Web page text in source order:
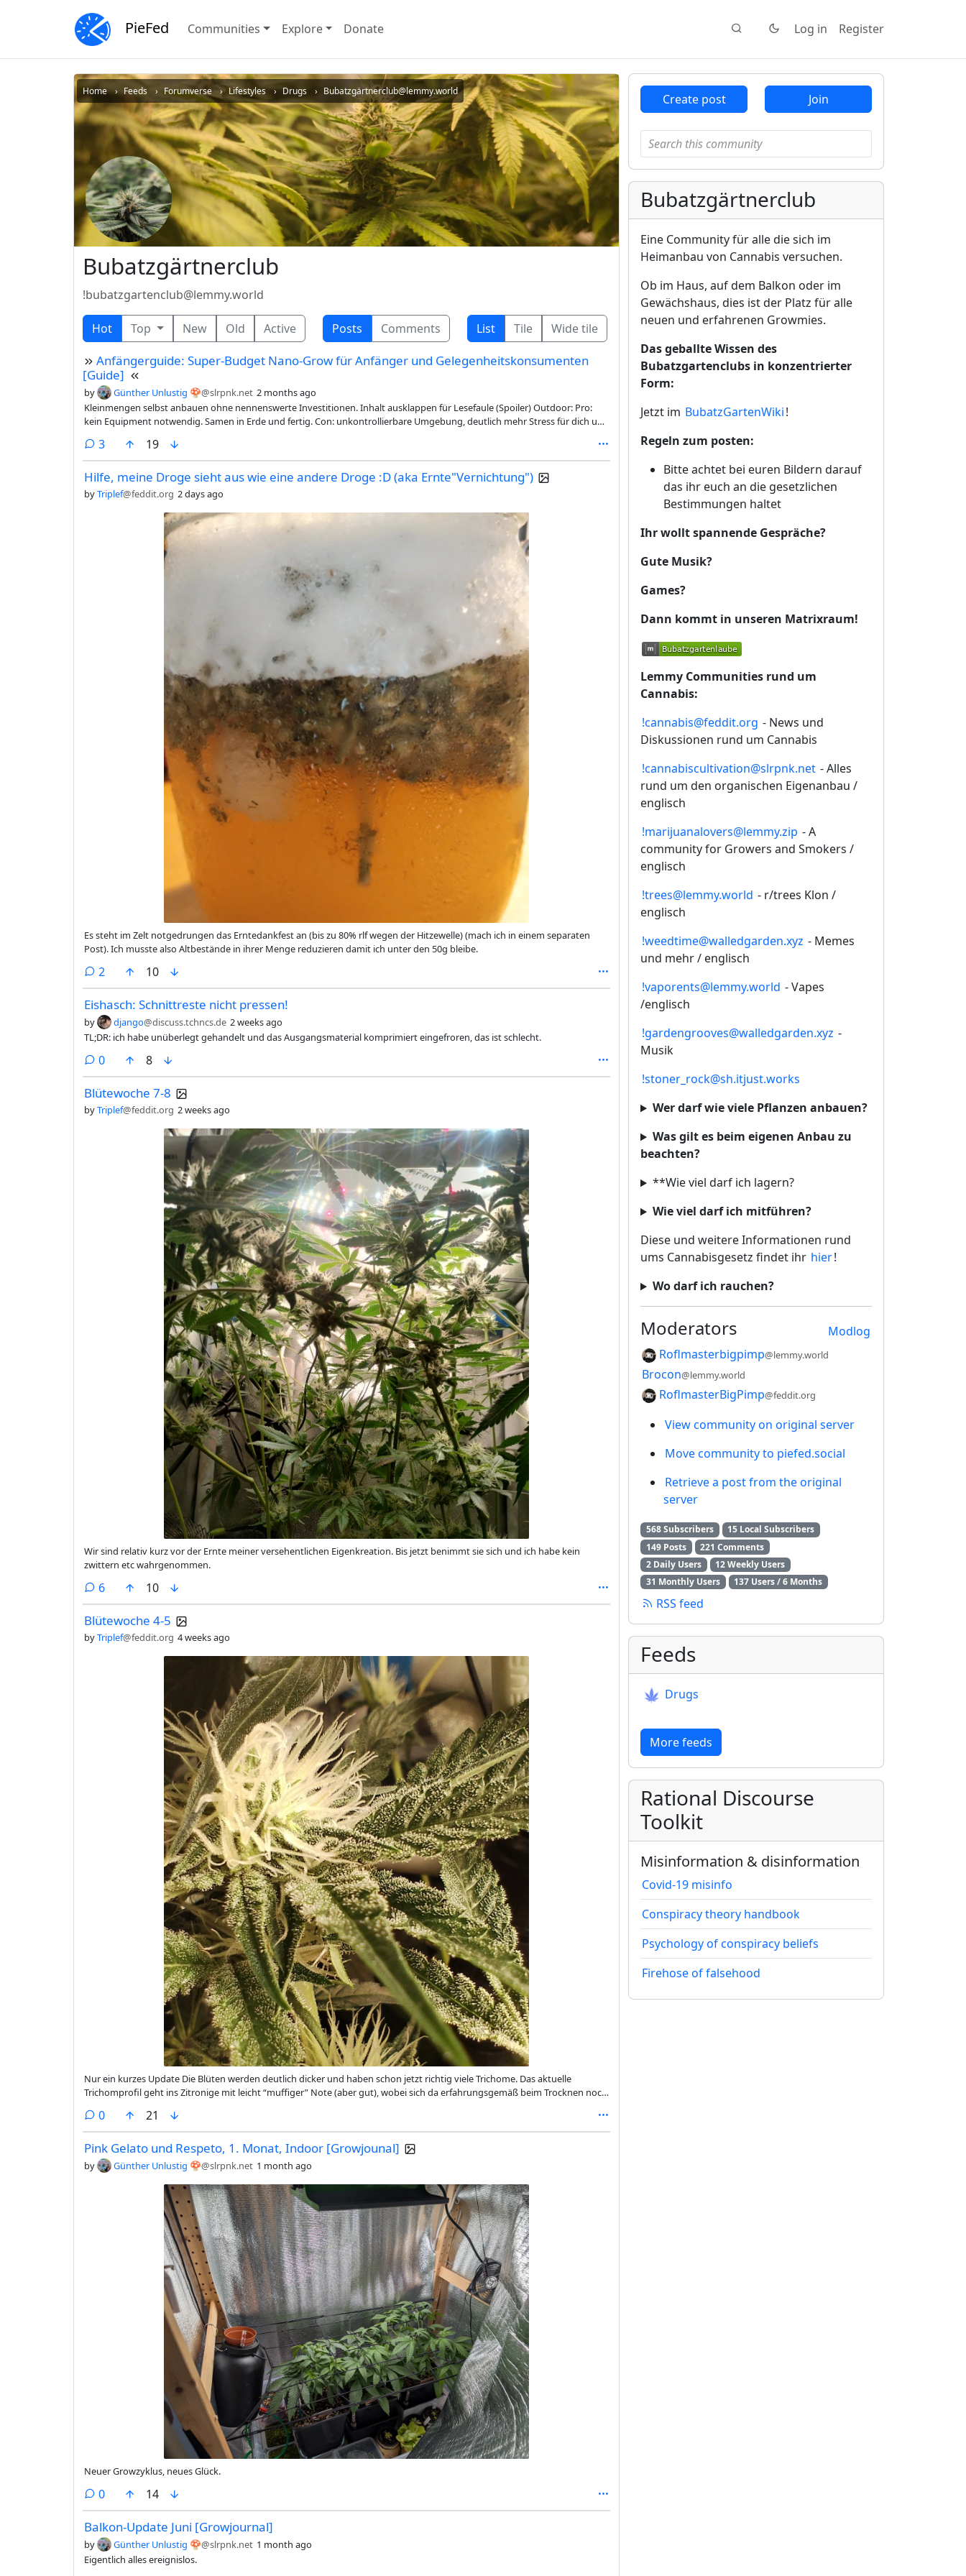
PieFed Communities Explore Donate Log in Register
Home Feeds Forumverse Lifestyles Drugs Bubatzgärtnerclub@lemmy.world
Bubatzgärtnerclub
!bubatzgartenclub@lemmy.world
Hot Top New Old Active Posts Comments List Tile Wide tile
Anfängerguide: Super-Budget Nano-Grow für Anfänger und Gelegenheitskonsumenten
[Guide]
by Günther Unlustig 🍄@slrpnk.net 2 months ago
Kleinmengen selbst anbauen ohne nennenswerte Investitionen. Inhalt ausklappen für Lesefaule (Spoiler) Outdoor: Pro:
kein Equipment notwendig. Samen in Erde und fertig. Con: unkontrollierbare Umgebung, deutlich mehr Stress für dich und
und fehlerverzeihender. DU bestimmst die Bedingungen. Con: Etwas Equipment und Basteln notwendig. Rabbithole-Gefahr
;) Geringere Ausbeute zu besserer Qualität
3comments
19
Hilfe, meine Droge sieht aus wie eine andere Droge :D (aka Ernte"Vernichtung")
byTriplef@feddit.org 2 days ago
Es steht im Zelt notgedrungen das Erntedankfest an (bis zu 80% rlf wegen der Hitzewelle) (mach ich in einem separaten
Post). Ich musste also Altbestände in ihrer Menge reduzieren damit ich unter den 50g bleibe.
2 comments
10
Eishasch: Schnittreste nicht pressen!
by django@discuss.tchncs.de 2 weeks ago
TL;DR: ich habe unüberlegt gehandelt und das Ausgangsmaterial komprimiert eingefroren, das ist schlecht.
0comments
8
Blütewoche 7-8
byTriplef@feddit.org 2 weeks ago
Wir sind relativ kurz vor der Ernte meiner versehentlichen Eigenkreation. Bis jetzt benimmt sie sich und ich habe kein
zwittern etc wahrgenommen.
6comments
10
Blütewoche 4-5
byTriplef@feddit.org 4 weeks ago
Nur ein kurzes Update Die Blüten werden deutlich dicker und haben schon jetzt richtig viele Trichome. Das aktuelle
Trichomprofil geht ins Zitronige mit leicht “muffiger” Note (aber gut), wobei sich da erfahrungsgemäß beim Trocknen noch
0comments
21
Pink Gelato und Respeto, 1. Monat, Indoor [Growjounal]
by Günther Unlustig 🍄@slrpnk.net 1 month ago
Neuer Growzyklus, neues Glück.
0comments
14
Balkon-Update Juni [Growjournal]
by Günther Unlustig 🍄@slrpnk.net 1 month ago
Eigentlich alles ereignislos.
Create post Join
Bubatzgärtnerclub
Eine Community für alle die sich im
Heimanbau von Cannabis versuchen.
Ob im Haus, auf dem Balkon oder im
Gewächshaus, dies ist der Platz für alle
neuen und erfahrenen Growmies.
Das geballte Wissen des
Bubatzgartenclubs in konzentrierter
Form:
Jetzt im BubatzGartenWiki!
Regeln zum posten:
Bitte achtet bei euren Bildern darauf
das ihr euch an die gesetzlichen
Bestimmungen haltet
Ihr wollt spannende Gespräche?
Gute Musik?
Games?
Dann kommt in unseren Matrixraum!
Lemmy Communities rund um
Cannabis:
!cannabis@feddit.org - News und
Diskussionen rund um Cannabis
!cannabiscultivation@slrpnk.net - Alles
rund um den organischen Eigenanbau /
englisch
!marijuanalovers@lemmy.zip - A
community for Growers and Smokers /
englisch
!trees@lemmy.world - r/trees Klon /
englisch
!weedtime@walledgarden.xyz - Memes
und mehr / englisch
!vaporents@lemmy.world - Vapes
/englisch
!gardengrooves@walledgarden.xyz -
Musik
!stoner_rock@sh.itjust.works
Wer darf wie viele Pflanzen anbauen?
Was gilt es beim eigenen Anbau zu
beachten?
**Wie viel darf ich lagern?
Wie viel darf ich mitführen?
Diese und weitere Informationen rund
ums Cannabisgesetz findet ihr hier!
Wo darf ich rauchen?
Modlog
Moderators
Roflmasterbigpimp@lemmy.world
Brocon@lemmy.world
RoflmasterBigPimp@feddit.org
View community on original server
Move community to piefed.social
Retrieve a post from the original
server
568 Subscribers
15 Local Subscribers
149 Posts
221 Comments
2 Daily Users
12 Weekly Users
31 Monthly Users
137 Users / 6 Months
RSS feed
Feeds
Drugs
More feeds
Rational Discourse
Toolkit
Misinformation & disinformation
Covid-19 misinfo
Conspiracy theory handbook
Psychology of conspiracy beliefs
Firehose of falsehood